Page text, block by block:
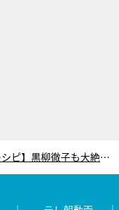
【『家事ヤロウ!!!』レシピ】黒柳徹子も大絶賛！予約が取れない人気店の「玉ねぎ豆腐」